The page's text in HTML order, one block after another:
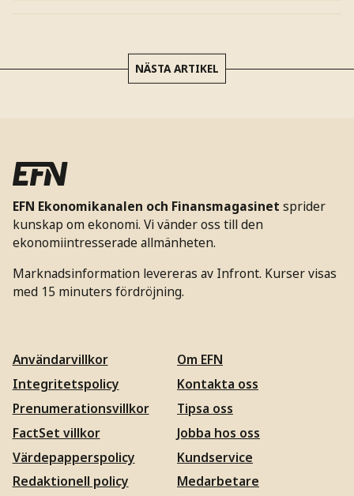
NÄSTA ARTIKEL
EFN Ekonomikanalen och Finansmagasinet sprider
kunskap om ekonomi. Vi vänder oss till den
ekonomiintresserade allmänheten.
Marknadsinformation levereras av Infront. Kurser visas
med 15 minuters fördröjning.
Användarvillkor
Integritetspolicy
Prenumerationsvillkor
FactSet villkor
Värdepapperspolicy
Redaktionell policy
Om EFN
Kontakta oss
Tipsa oss
Jobba hos oss
Kundservice
Medarbetare